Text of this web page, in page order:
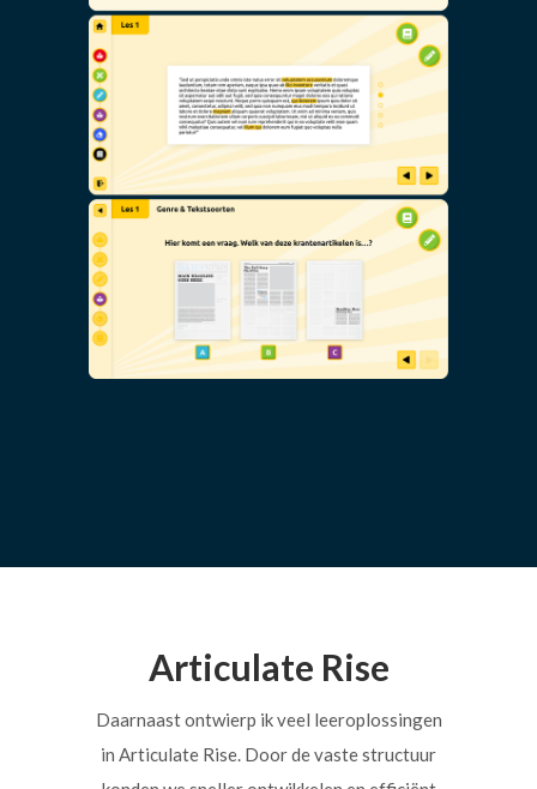
Articulate Rise
Daarnaast ontwierp ik veel leeroplossingen
in Articulate Rise. Door de vaste structuur